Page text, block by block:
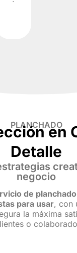
PLANCHADO
en
Detalle
negocio
de planchado
para usar, con
la máxima
o